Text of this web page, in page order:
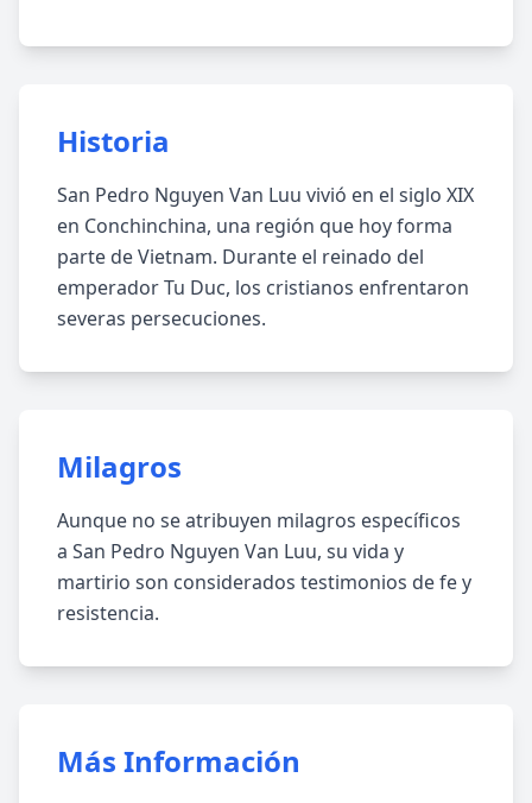
Historia
San Pedro Nguyen Van Luu vivió en el siglo XIX
en Conchinchina, una región que hoy forma
parte de Vietnam. Durante el reinado del
emperador Tu Duc, los cristianos enfrentaron
severas persecuciones.
Milagros
Aunque no se atribuyen milagros específicos
a San Pedro Nguyen Van Luu, su vida y
martirio son considerados testimonios de fe y
resistencia.
Más Información